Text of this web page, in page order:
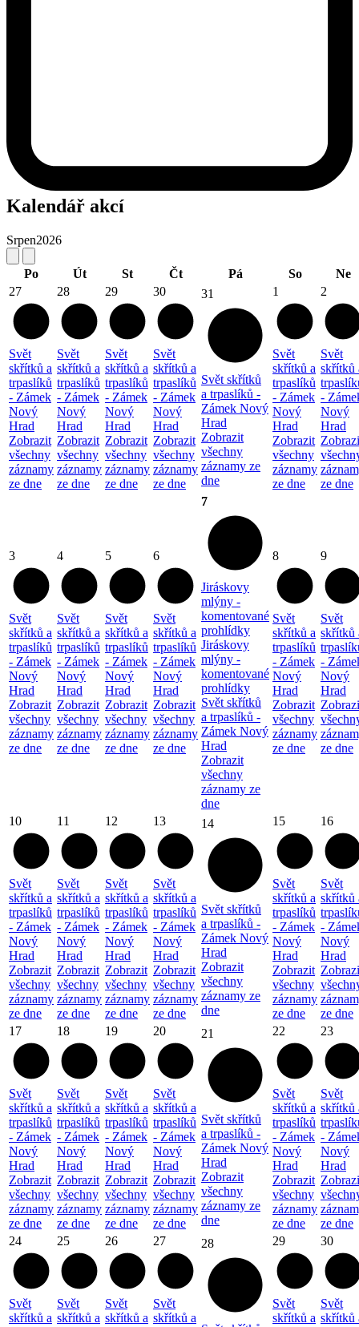
Kalendář akcí
Srpen2026
Po Út St Čt Pá So
Ne
27
Svět
skřítků a
trpaslíků
- Zámek
Nový
Hrad
Zobrazit
všechny
záznamy
ze dne
28
Svět
skřítků a
trpaslíků
- Zámek
Nový
Hrad
Zobrazit
všechny
záznamy
ze dne
29
Svět
skřítků a
trpaslíků
- Zámek
Nový
Hrad
Zobrazit
všechny
záznamy
ze dne
30
Svět
skřítků a
trpaslíků
- Zámek
Nový
Hrad
Zobrazit
všechny
záznamy
ze dne
31
Svět skřítků
a trpaslíků -
Zámek Nový
Hrad
Zobrazit
všechny
záznamy ze
dne
1
Svět
skřítků a
trpaslíků
- Zámek
Nový
Hrad
Zobrazit
všechny
záznamy
ze dne
2
Svět
skřítků
-
Nový
Hrad
ze dne
3
Svět
skřítků a
trpaslíků
- Zámek
Nový
Hrad
Zobrazit
všechny
záznamy
ze dne
4
Svět
skřítků a
trpaslíků
- Zámek
Nový
Hrad
Zobrazit
všechny
záznamy
ze dne
5
Svět
skřítků a
trpaslíků
- Zámek
Nový
Hrad
Zobrazit
všechny
záznamy
ze dne
6
Svět
skřítků a
trpaslíků
- Zámek
Nový
Hrad
Zobrazit
všechny
záznamy
ze dne
7
Jiráskovy
mlýny -
komentované
prohlídky
Jiráskovy
mlýny -
komentované
prohlídky
Svět skřítků
a trpaslíků -
Zámek Nový
Hrad
Zobrazit
všechny
záznamy ze
dne
8
Svět
skřítků a
trpaslíků
- Zámek
Nový
Hrad
Zobrazit
všechny
záznamy
ze dne
9
Svět
skřítků
-
Nový
Hrad
ze dne
10
Svět
skřítků a
trpaslíků
- Zámek
Nový
Hrad
Zobrazit
všechny
záznamy
ze dne
11
Svět
skřítků a
trpaslíků
- Zámek
Nový
Hrad
Zobrazit
všechny
záznamy
ze dne
12
Svět
skřítků a
trpaslíků
- Zámek
Nový
Hrad
Zobrazit
všechny
záznamy
ze dne
13
Svět
skřítků a
trpaslíků
- Zámek
Nový
Hrad
Zobrazit
všechny
záznamy
ze dne
14
Svět skřítků
a trpaslíků -
Zámek Nový
Hrad
Zobrazit
všechny
záznamy ze
dne
15
Svět
skřítků a
trpaslíků
- Zámek
Nový
Hrad
Zobrazit
všechny
záznamy
ze dne
16
Svět
skřítků
-
Nový
Hrad
ze dne
17
Svět
skřítků a
trpaslíků
- Zámek
Nový
Hrad
Zobrazit
všechny
záznamy
ze dne
18
Svět
skřítků a
trpaslíků
- Zámek
Nový
Hrad
Zobrazit
všechny
záznamy
ze dne
19
Svět
skřítků a
trpaslíků
- Zámek
Nový
Hrad
Zobrazit
všechny
záznamy
ze dne
20
Svět
skřítků a
trpaslíků
- Zámek
Nový
Hrad
Zobrazit
všechny
záznamy
ze dne
21
Svět skřítků
a trpaslíků -
Zámek Nový
Hrad
Zobrazit
všechny
záznamy ze
dne
22
Svět
skřítků a
trpaslíků
- Zámek
Nový
Hrad
Zobrazit
všechny
záznamy
ze dne
23
Svět
skřítků
-
Nový
Hrad
ze dne
24
Svět
skřítků a
25
Svět
skřítků a
26
Svět
skřítků a
27
Svět
skřítků a
28 29
Svět
skřítků a
30
Svět
skřítků